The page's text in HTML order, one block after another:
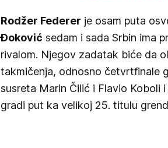
Rodžer Federer je osam puta
Đoković sedam i sada Srbin ima
rivalom. Njegov zadatak biće da
takmičenja, odnosno četvrtfinale
susreta Marin Čilić i Flavio Koboli
gradi put ka velikoj 25. titulu